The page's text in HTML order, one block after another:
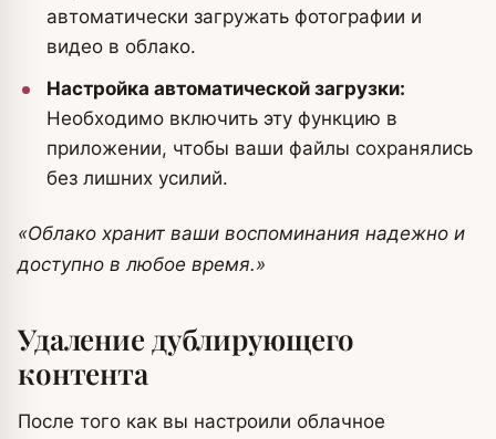
автоматически загружать фотографии и
видео в облако.
Настройка автоматической загрузки:
Необходимо включить эту функцию в
приложении, чтобы ваши файлы сохранялись
без лишних усилий.
«Облако хранит ваши воспоминания надежно и
доступно в любое время.»
Удаление дублирующего
контента
После того как вы настроили облачное